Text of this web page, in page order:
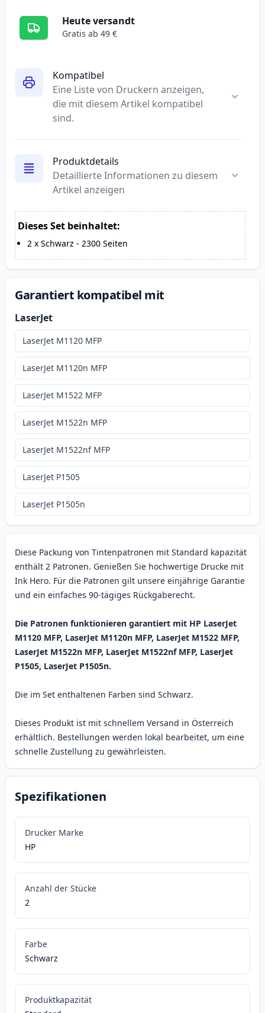
Kompatibel
Eine Liste von Druckern anzeigen,
die mit diesem Artikel kompatibel
sind.
Produktdetails
Detaillierte Informationen zu diesem
Artikel anzeigen
Dieses Set beinhaltet:
2 x Schwarz - 2300 Seiten
Heute versandt
Gratis ab 49 €
Diese Packung von Tintenpatronen mit Standard kapazität
enthält 2 Patronen. Genießen Sie hochwertige Drucke mit
Ink Hero. Für die Patronen gilt unsere einjährige Garantie
und ein einfaches 90-tägiges Rückgaberecht.
Die Patronen funktionieren garantiert mit HP LaserJet
M1120 MFP, LaserJet M1120n MFP, LaserJet M1522 MFP,
LaserJet M1522n MFP, LaserJet M1522nf MFP, LaserJet
P1505, LaserJet P1505n.
Die im Set enthaltenen Farben sind Schwarz.
Dieses Produkt ist mit schnellem Versand in Österreich
erhältlich. Bestellungen werden lokal bearbeitet, um eine
schnelle Zustellung zu gewährleisten.
Spezifikationen
Drucker Marke
HP
Anzahl der Stücke
2
Farbe
Schwarz
Produktkapazität
Garantiert kompatibel mit
LaserJet
LaserJet M1120 MFP
LaserJet M1120n MFP
LaserJet M1522 MFP
LaserJet M1522n MFP
LaserJet M1522nf MFP
LaserJet P1505
LaserJet P1505n